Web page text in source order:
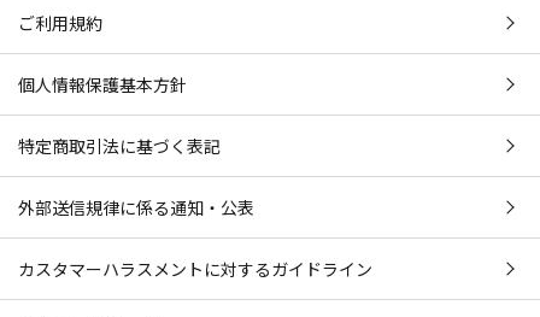
ご利用規約
個人情報保護基本方針
特定商取引法に基づく表記
外部送信規律に係る通知・公表
カスタマーハラスメントに対するガイドライン